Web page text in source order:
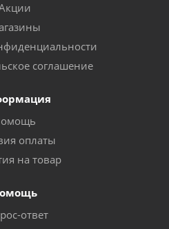
соглашение
оплаты
на товар
ответ